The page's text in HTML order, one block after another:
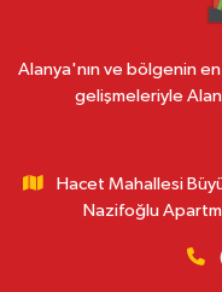
Alanya'nın ve bölgenin
gelişmeleriyle
Hacet Mahallesi
Nazifoğlu